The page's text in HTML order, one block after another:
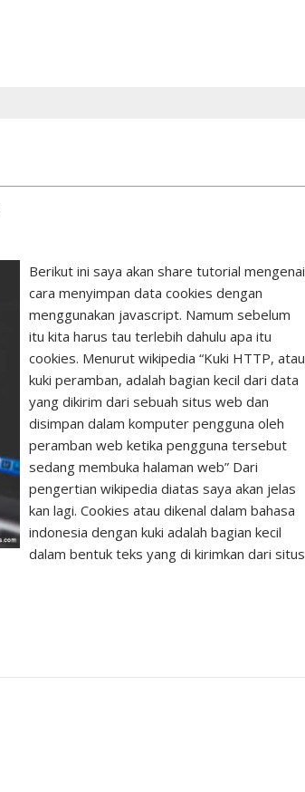
Berikut ini saya akan share tutorial mengenai
cara menyimpan data cookies dengan
menggunakan javascript. Namum sebelum
itu kita harus tau terlebih dahulu apa itu
cookies. Menurut wikipedia “Kuki HTTP, atau
kuki peramban, adalah bagian kecil dari data
yang dikirim dari sebuah situs web dan
disimpan dalam komputer pengguna oleh
peramban web ketika pengguna tersebut
sedang membuka halaman web” Dari
pengertian wikipedia diatas saya akan jelas
kan lagi. Cookies atau dikenal dalam bahasa
indonesia dengan kuki adalah bagian kecil
dalam bentuk teks yang di kirimkan dari situs